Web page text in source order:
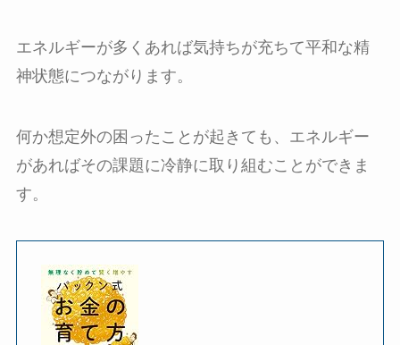
エネルギーが多くあれば気持ちが充ちて平和な精
神状態につながります。
何か想定外の困ったことが起きても、エネルギー
があればその課題に冷静に取り組むことができま
す。